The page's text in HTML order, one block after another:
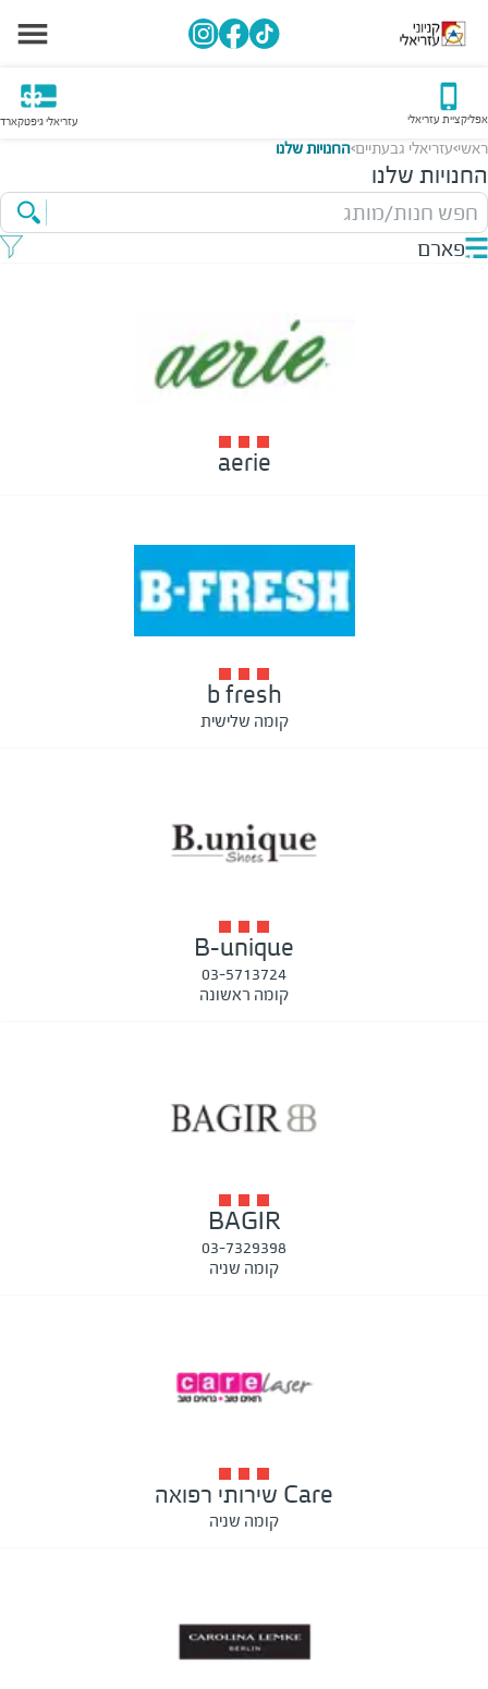
אפליקציית עזריאלי עזריאלי גיפטקארד
ראשי>עזריאלי גבעתיים>החנויות שלנו
החנויות שלנו
חפש חנות/מותג
פארם
aerie
b fresh
קומה שלישית
B-unique
03-5713724
קומה ראשונה
BAGIR
03-7329398
קומה שניה
Care שירותי רפואה
קומה שניה